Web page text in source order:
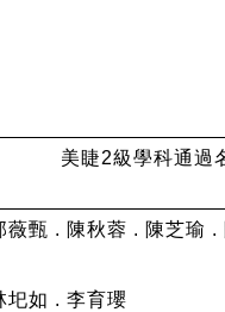
美睫2級學科通過
薇甄 . 陳秋蓉 . 陳芝瑜
圯如 . 李育瓔